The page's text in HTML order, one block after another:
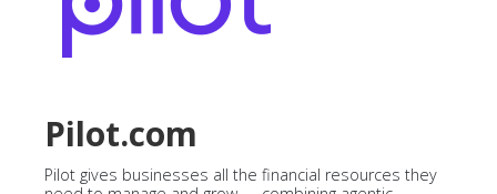
Pilot.com
Pilot gives businesses all the financial resources they